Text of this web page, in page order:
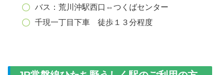
バス：荒川沖駅西口⇔つくばセンター
千現一丁目下車 徒歩１３分程度